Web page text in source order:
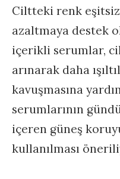
Ciltteki renk
azaltmaya destek
içerikli serumlar,
arınarak daha
kavuşmasına
serumlarının
içeren güneş
kullanılması